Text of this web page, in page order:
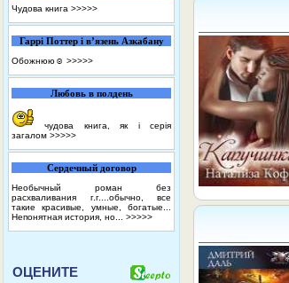
Чудова книга >>>>>
Гаррі Поттер і в’язень Азкабану
Обожнюю☺️ >>>>>
Любовь в полдень
чудова книга, як і серія
загалом >>>>>
Сердечный договор
Необычный роман без
расхваливания г.г....обычно, все
такие красивые, умные, богатые...
Непонятная история, но... >>>>>
ОЦЕНИТЕ